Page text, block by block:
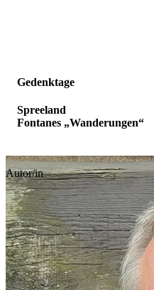
Gedenktage
Spreeland
Fontanes „Wanderungen“
Autor/in